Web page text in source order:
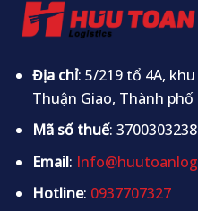
Địa chỉ: 5/219 tổ 4A,
Thuận Giao, Thành
Mã số thuế: 3700303238
Email:
Hotline: 0937707327